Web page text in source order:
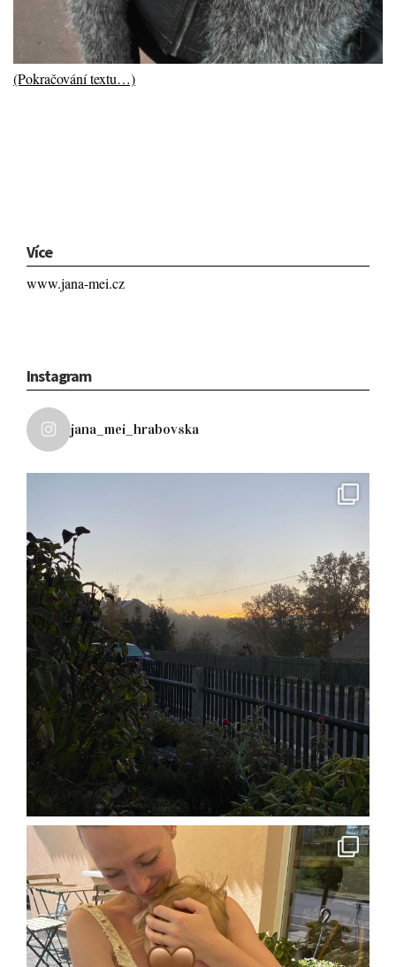
(Pokračování textu…)
Více
www.jana-mei.cz
Instagram
jana_mei_hrabovska